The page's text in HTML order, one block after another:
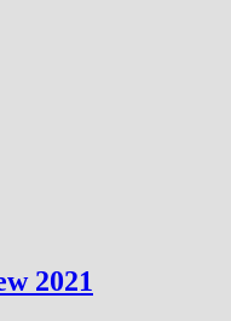
2021